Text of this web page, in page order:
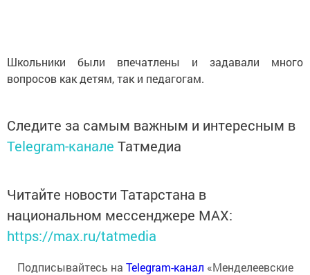
Школьники были впечатлены и задавали много
вопросов как детям, так и педагогам.
Следите за самым важным и интересным в
Telegram-канале Татмедиа
Читайте новости Татарстана в
национальном мессенджере MАХ:
https://max.ru/tatmedia
Подписывайтесь на Telegram-канал «Менделеевские